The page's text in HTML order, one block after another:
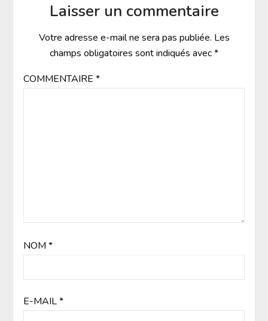
Laisser un commentaire
Votre adresse e-mail ne sera pas publiée. Les
champs obligatoires sont indiqués avec*
COMMENTAIRE *
NOM *
E-MAIL*